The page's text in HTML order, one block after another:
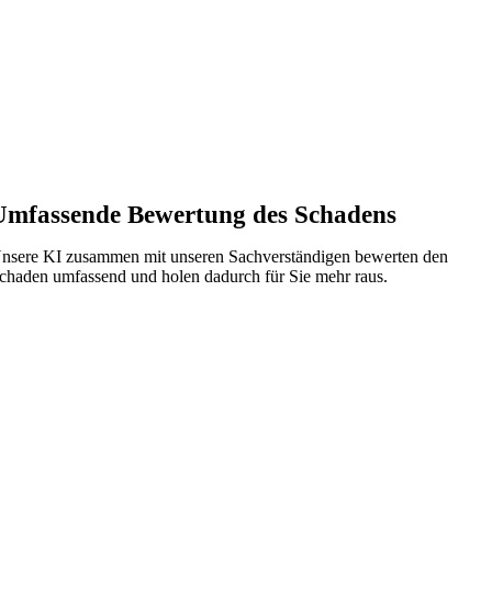
Bewertung des Schadens
KI zusammen mit unseren Sachverständigen bewerten den
umfassend und holen dadurch für Sie mehr raus.